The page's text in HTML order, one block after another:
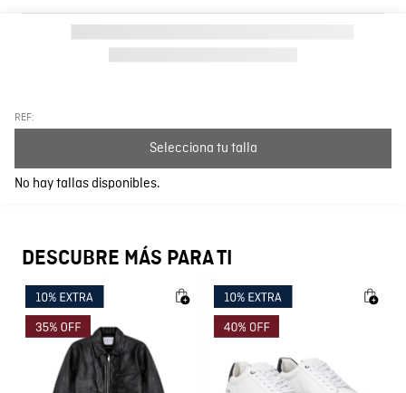
REF:
Selecciona tu talla
No hay tallas disponibles.
Cargando el resumen…
Por favor, inicia sesión para escribir un comentario.
DESCUBRE MÁS PARA TI